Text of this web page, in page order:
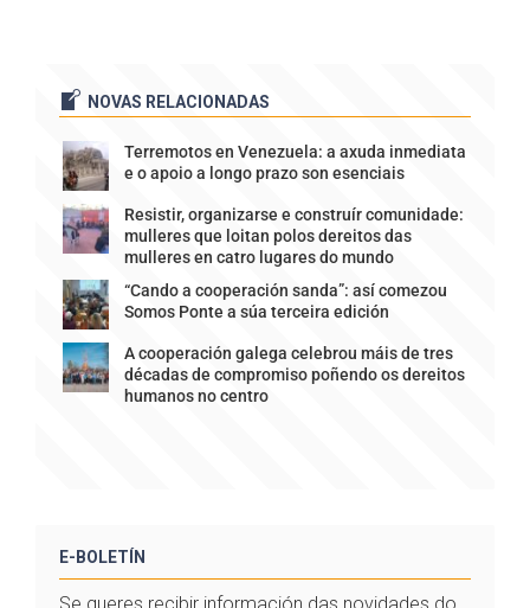
NOVAS RELACIONADAS
Terremotos en Venezuela: a axuda inmediata
e o apoio a longo prazo son esenciais
Resistir, organizarse e construír comunidade:
mulleres que loitan polos dereitos das
mulleres en catro lugares do mundo
“Cando a cooperación sanda”: así comezou
Somos Ponte a súa terceira edición
A cooperación galega celebrou máis de tres
décadas de compromiso poñendo os dereitos
humanos no centro
E-BOLETÍN